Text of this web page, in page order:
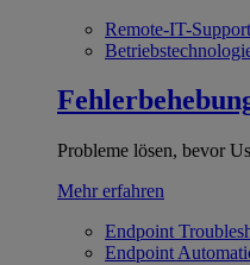
Remote-IT-Support
Probleme lösen, bevor
Mehr erfahren
Endpoint
Endpoint